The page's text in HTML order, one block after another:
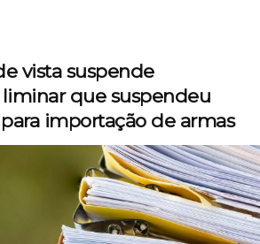
vista suspende
que suspendeu
importação de armas